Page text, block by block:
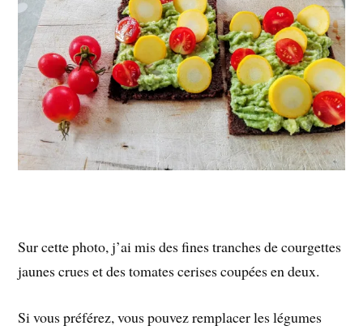
Sur cette photo, j’ai mis des fines tranches de courgettes
jaunes crues et des tomates cerises coupées en deux.
Si vous préférez, vous pouvez remplacer les légumes